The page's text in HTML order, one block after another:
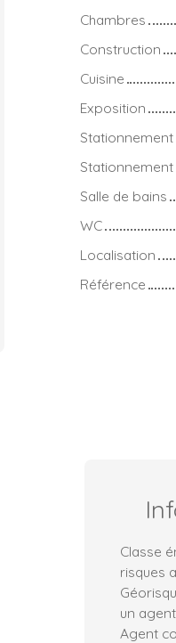
Chambres
Construction
Cuisine
Exposition
Salle de bains
WC
Localisation
Référence
Classe
risques
un
Agent